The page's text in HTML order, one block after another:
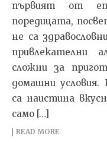
първият от
поредицата,
не са
привлекателни
сложни за
домашни условия.
са наистина
само […]
READ MORE